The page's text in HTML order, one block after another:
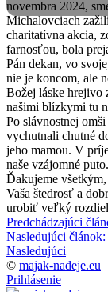
novembra 2024,
Michalovciach
charitatívna akcia,
farnosťou, bola
Pán dekan, vo
nie je koncom, ale
Božej láske hrejivo
našimi blízkymi tu
Po slávnostnej
vychutnali chutné
jeho mamou. V
naše vzájomné puto.
Ďakujeme
Vaša štedrosť a
urobiť veľký
Predchádzajúci
Nasledujúci
Nasledujúci
© majak-nadeje.eu
Prihlásenie